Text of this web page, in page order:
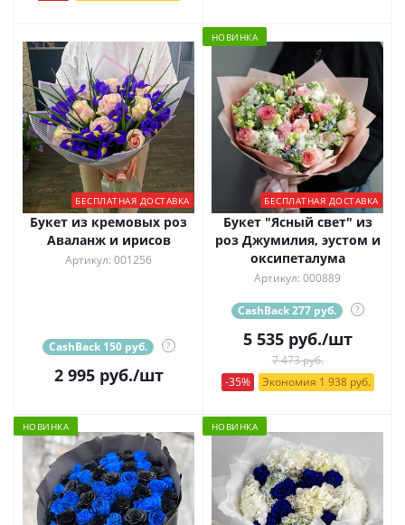
БЕСПЛАТНАЯ ДОСТАВКА
Букет из кремовых роз
Аваланж и ирисов
Артикул: 001256
CashBack 150 руб. ?
2 995руб./шт
НОВИНКА
БЕСПЛАТНАЯ ДОСТАВКА
Букет "Ясный свет" из
роз Джумилия, эустом и
оксипеталума
Артикул: 000889
CashBack 277 руб. ?
5 535руб./шт
7 473 руб.
-35%
Экономия 1 938 руб.
НОВИНКА НОВИНКА